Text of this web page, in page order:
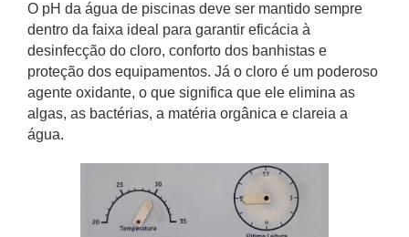
O pH da água de piscinas deve ser mantido sempre
dentro da faixa ideal para garantir eficácia à
desinfecção do cloro, conforto dos banhistas e
proteção dos equipamentos. Já o cloro é um poderoso
agente oxidante, o que significa que ele elimina as
algas, as bactérias, a matéria orgânica e clareia a
água.